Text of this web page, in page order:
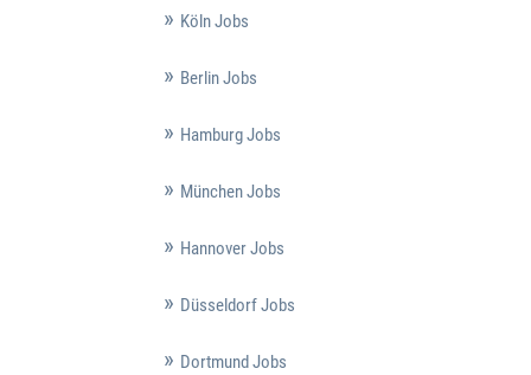
Köln Jobs
Berlin Jobs
Hamburg Jobs
München Jobs
Hannover Jobs
Düsseldorf Jobs
Dortmund Jobs